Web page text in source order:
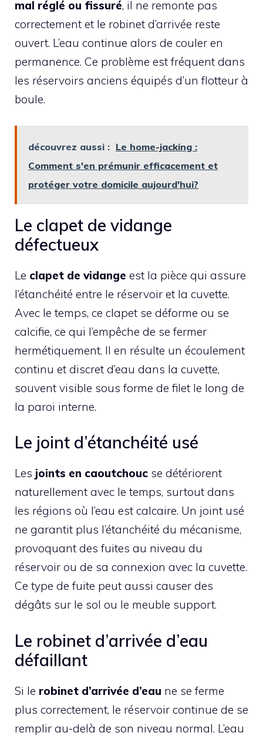
mal réglé ou fissuré, il ne remonte pas
correctement et le robinet d’arrivée reste
ouvert. L’eau continue alors de couler en
permanence. Ce problème est fréquent dans
les réservoirs anciens équipés d’un flotteur à
boule.
découvrez aussi : Le home-jacking :
Comment s'en prémunir efficacement et
protéger votre domicile aujourd'hui?
Le clapet de vidange
défectueux
Le clapet de vidange est la pièce qui assure
l’étanchéité entre le réservoir et la cuvette.
Avec le temps, ce clapet se déforme ou se
calcifie, ce qui l’empêche de se fermer
hermétiquement. Il en résulte un écoulement
continu et discret d’eau dans la cuvette,
souvent visible sous forme de filet le long de
la paroi interne.
Le joint d’étanchéité usé
Les joints en caoutchouc se détériorent
naturellement avec le temps, surtout dans
les régions où l’eau est calcaire. Un joint usé
ne garantit plus l’étanchéité du mécanisme,
provoquant des fuites au niveau du
réservoir ou de sa connexion avec la cuvette.
Ce type de fuite peut aussi causer des
dégâts sur le sol ou le meuble support.
Le robinet d’arrivée d’eau
défaillant
Si le robinet d’arrivée d’eau ne se ferme
plus correctement, le réservoir continue de se
remplir au-delà de son niveau normal. L’eau